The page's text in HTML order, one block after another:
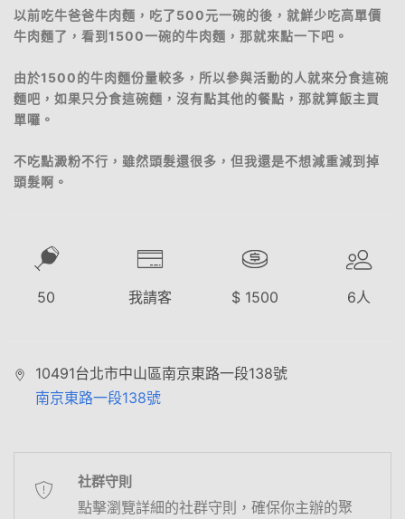
以前吃牛爸爸牛肉麵，吃了500元一碗的後，就鮮少吃高單價
牛肉麵了，看到1500一碗的牛肉麵，那就來點一下吧。
由於1500的牛肉麵份量較多，所以參與活動的人就來分食這碗
麵吧，如果只分食這碗麵，沒有點其他的餐點，那就算飯主買
單囉。
不吃點澱粉不行，雖然頭髮還很多，但我還是不想減重減到掉
頭髮啊。
50 我請客 $ 1500 6人
10491台北市中山區南京東路一段138號
南京東路一段138號
社群守則
點擊瀏覽詳細的社群守則，確保你主辦的聚